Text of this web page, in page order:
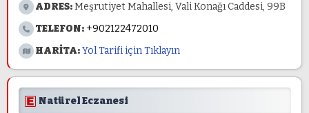
ADRES:Meşrutiyet Mahallesi, Vali Konağı Caddesi, 99B
TELEFON: +902122472010
HARİTA:Yol Tarifi için Tıklayın
Natürel Eczanesi